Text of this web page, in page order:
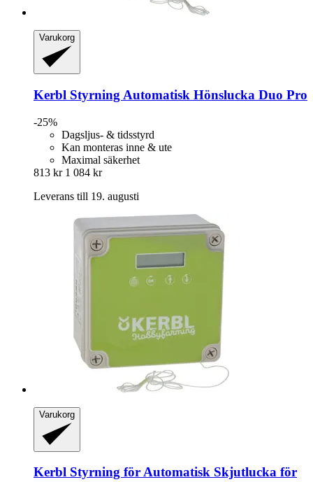
Varukorg
Kerbl Styrning Automatisk Hönslucka Duo Pro
-25%
Dagsljus- & tidsstyrd
Kan monteras inne & ute
Maximal säkerhet
813 kr 1 084 kr
Leverans till 19. augusti
Varukorg
Kerbl Styrning för Automatisk Skjutlucka för